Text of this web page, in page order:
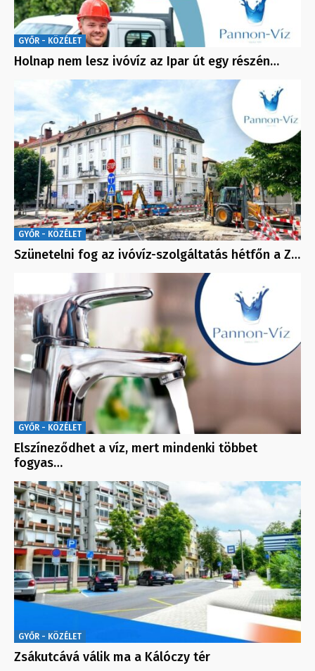
GYŐR - KÖZÉLET
Holnap nem lesz ivóvíz az Ipar út egy részén…
GYŐR - KÖZÉLET
Szünetelni fog az ivóvíz-szolgáltatás hétfőn a Z…
GYŐR - KÖZÉLET
Elszíneződhet a víz, mert mindenki többet
fogyas…
GYŐR - KÖZÉLET
Zsákutcává válik ma a Kálóczy tér